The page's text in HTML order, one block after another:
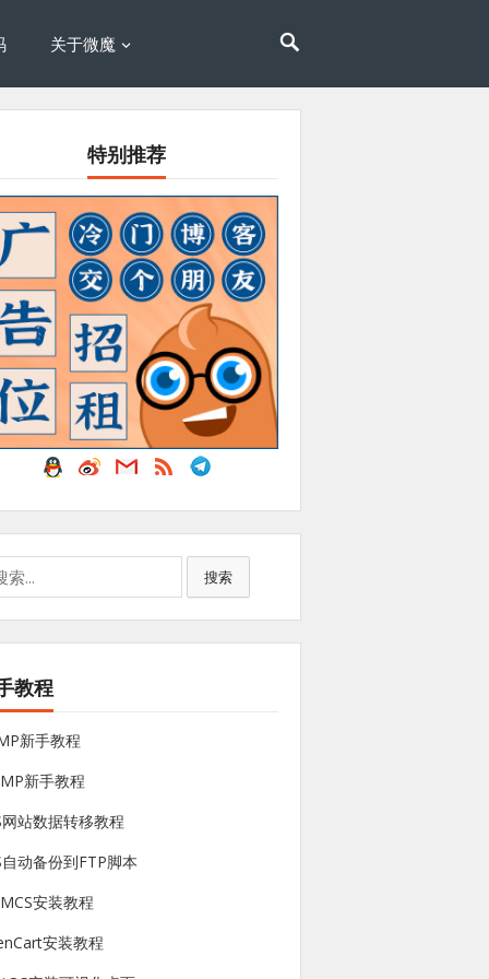
关于微魔
特别推荐
搜索
教程
新手教程
新手教程
网站数据转移教程
自动备份到FTP脚本
安装教程
安装教程